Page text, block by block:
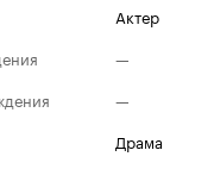
Актер
—
—
драма